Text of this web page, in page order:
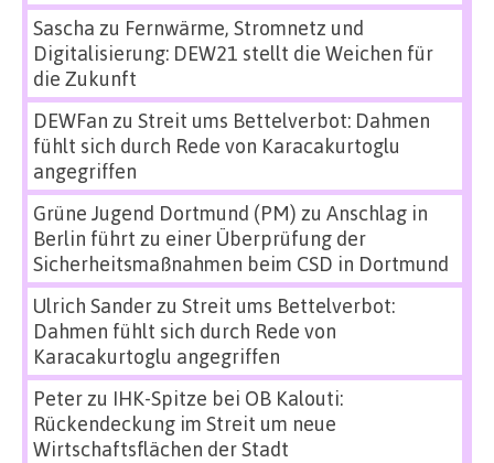
Sascha zu Fernwärme, Stromnetz und
Digitalisierung: DEW21 stellt die Weichen für
die Zukunft
DEWFan zu Streit ums Bettelverbot: Dahmen
fühlt sich durch Rede von Karacakurtoglu
angegriffen
Grüne Jugend Dortmund (PM) zu Anschlag in
Berlin führt zu einer Überprüfung der
Sicherheitsmaßnahmen beim CSD in Dortmund
Ulrich Sanderzu Streit ums Bettelverbot:
Dahmen fühlt sich durch Rede von
Karacakurtoglu angegriffen
Peterzu IHK-Spitze bei OB Kalouti:
Rückendeckung im Streit um neue
Wirtschaftsflächen der Stadt